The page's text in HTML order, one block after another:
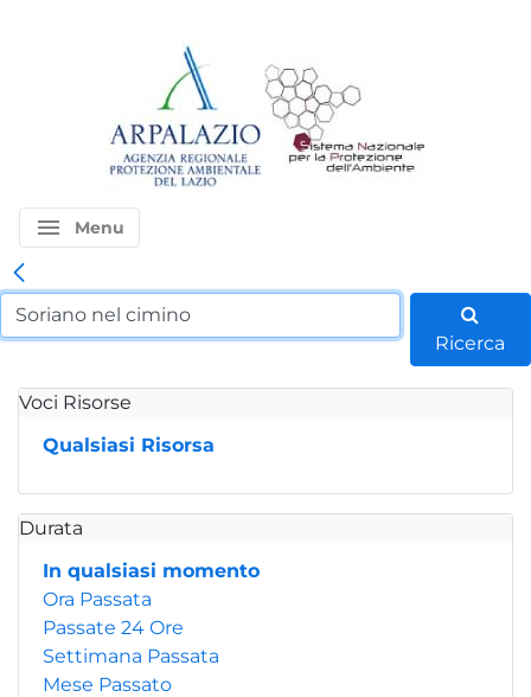
menu Menu
Ricerca
Voci Risorse
Qualsiasi Risorsa
Durata
In qualsiasi momento
Ora Passata
Passate 24 Ore
Settimana Passata
Mese Passato